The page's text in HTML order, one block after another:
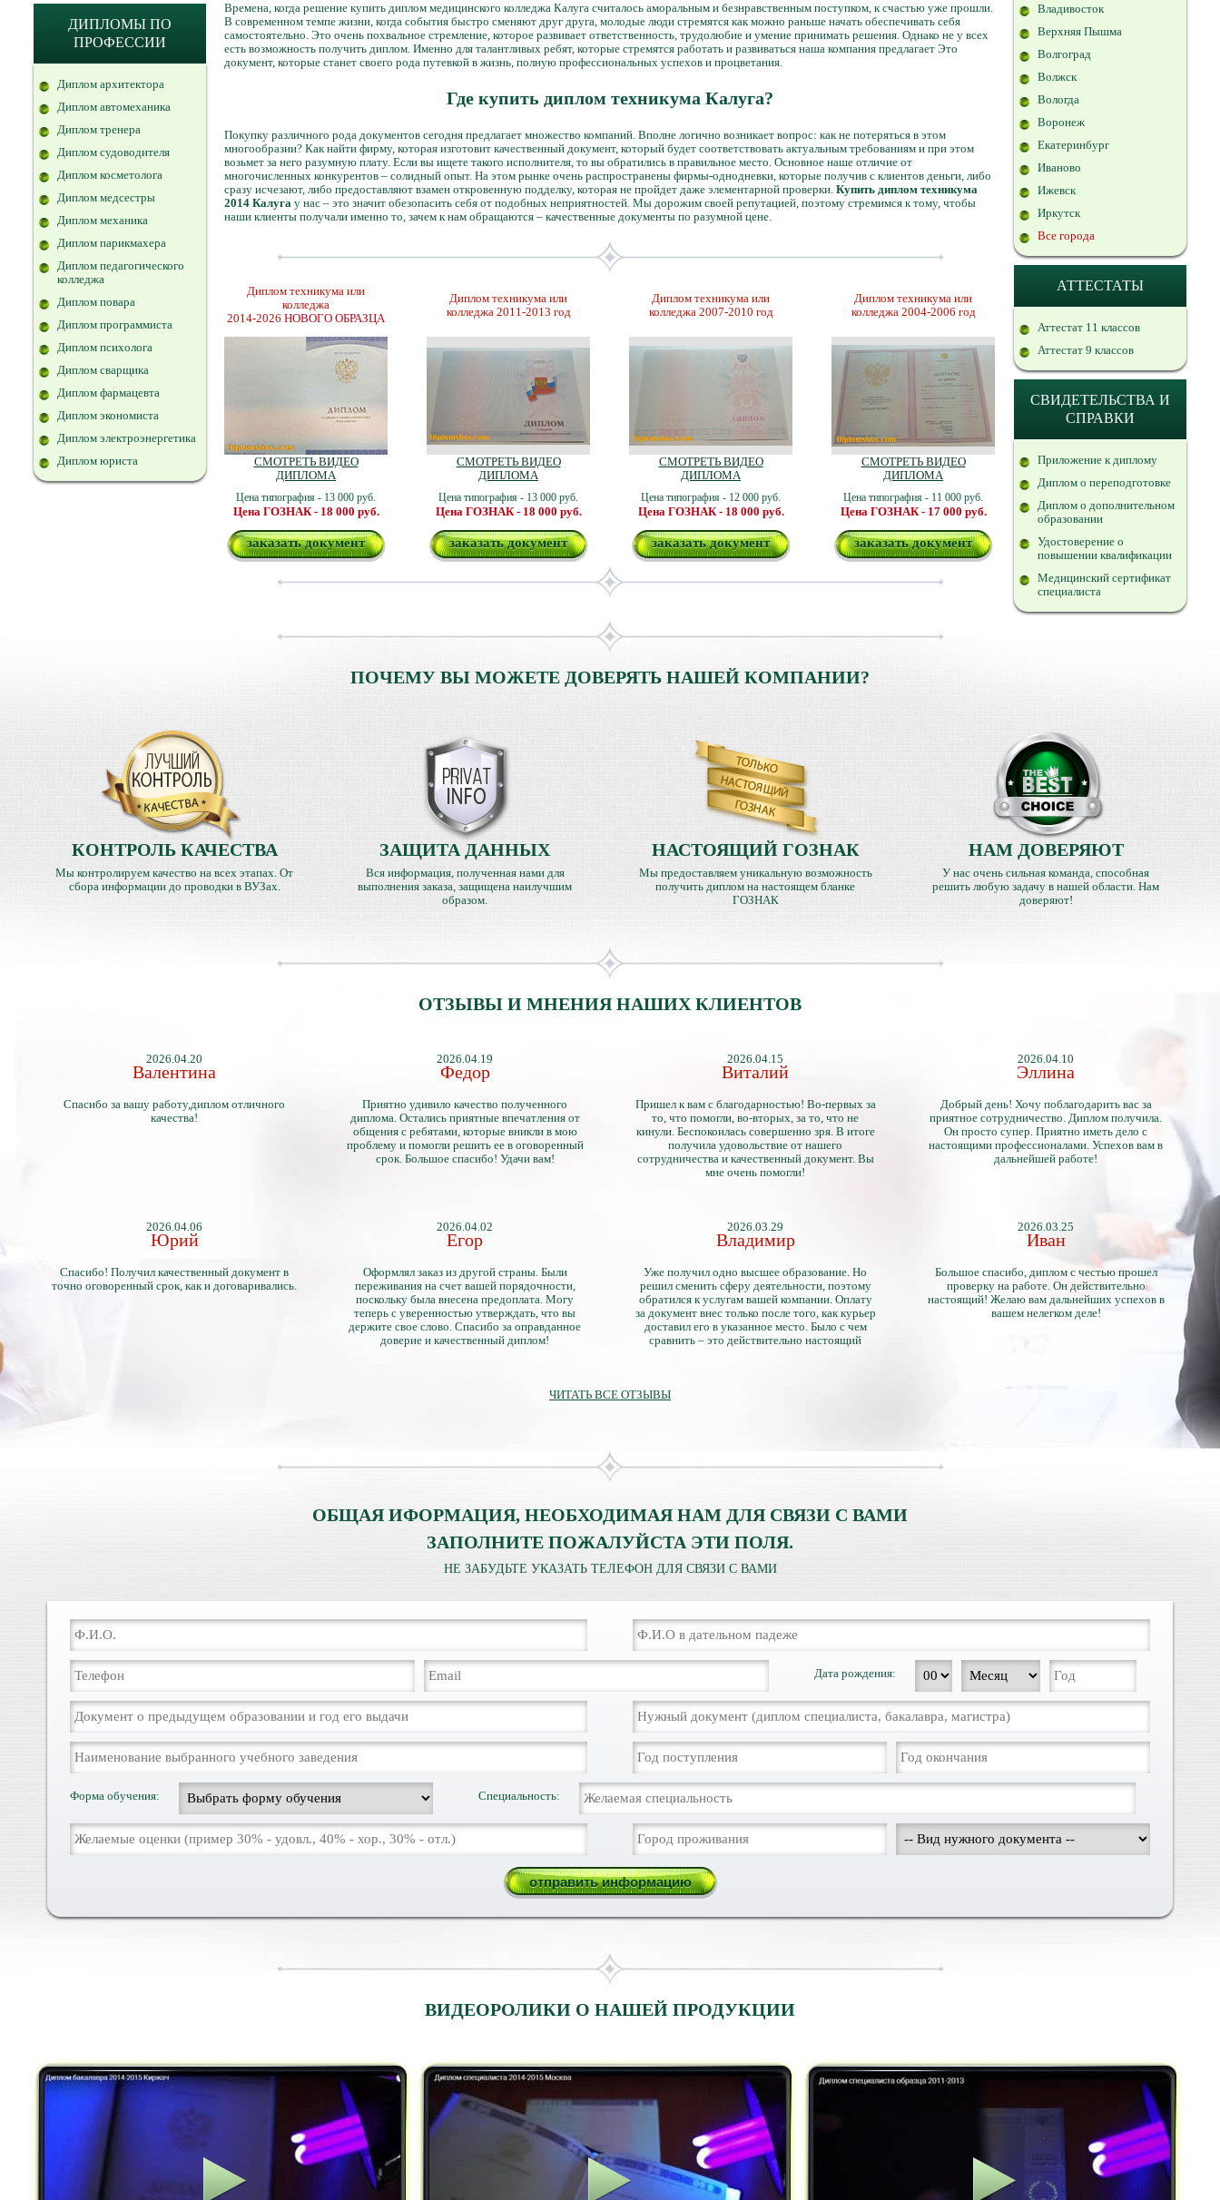
ДИПЛОМЫ ПО
ПРОФЕССИИ
Диплом архитектора
Диплом автомеханика
Диплом тренера
Диплом судоводителя
Диплом косметолога
Диплом медсестры
Диплом механика
Диплом парикмахера
Диплом педагогического
колледжа
Диплом повара
Диплом программиста
Диплом психолога
Диплом сварщика
Диплом фармацевта
Диплом экономиста
Диплом электроэнергетика
Диплом юриста
Времена, когда решение купить диплом медицинского колледжа Калуга считалось аморальным и безнравственным поступком, к счастью уже прошли.
В современном темпе жизни, когда события быстро сменяют друг друга, молодые люди стремятся как можно раньше начать обеспечивать себя
самостоятельно. Это очень похвальное стремление, которое развивает ответственность, трудолюбие и умение принимать решения. Однако не у всех
есть возможность получить диплом. Именно для талантливых ребят, которые стремятся работать и развиваться наша компания предлагает Это
документ, которые станет своего рода путевкой в жизнь, полную профессиональных успехов и процветания.
Где купить диплом техникума Калуга?
Покупку различного рода документов сегодня предлагает множество компаний. Вполне логично возникает вопрос: как не потеряться в этом
многообразии? Как найти фирму, которая изготовит качественный документ, который будет соответствовать актуальным требованиям и при этом
возьмет за него разумную плату. Если вы ищете такого исполнителя, то вы обратились в правильное место. Основное наше отличие от
многочисленных конкурентов – солидный опыт. На этом рынке очень распространены фирмы-однодневки, которые получив с клиентов деньги, либо
сразу исчезают, либо предоставляют взамен откровенную подделку, которая не пройдет даже элементарной проверки. Купить диплом техникума
2014 Калуга у нас – это значит обезопасить себя от подобных неприятностей. Мы дорожим своей репутацией, поэтому стремимся к тому, чтобы
наши клиенты получали именно то, зачем к нам обращаются – качественные документы по разумной цене.
Диплом техникума или
колледжа
2014-2026 НОВОГО ОБРАЗЦА
СМОТРЕТЬ ВИДЕО
ДИПЛОМА
Цена типография - 13 000 руб.
Цена ГОЗНАК - 18 000 руб.
заказать документ
Диплом техникума или
колледжа 2011-2013 год
СМОТРЕТЬ ВИДЕО
ДИПЛОМА
Цена типография - 13 000 руб.
Цена ГОЗНАК - 18 000 руб.
заказать документ
Диплом техникума или
колледжа 2007-2010 год
СМОТРЕТЬ ВИДЕО
ДИПЛОМА
Цена типография - 12 000 руб.
Цена ГОЗНАК - 18 000 руб.
заказать документ
Диплом техникума или
колледжа 2004-2006 год
СМОТРЕТЬ ВИДЕО
ДИПЛОМА
Цена типография - 11 000 руб.
Цена ГОЗНАК - 17 000 руб.
заказать документ
Владивосток
Верхняя Пышма
Волгоград
Волжск
Вологда
Воронеж
Екатеринбург
Иваново
Ижевск
Иркутск
Все города
АТТЕСТАТЫ
Аттестат 11 классов
Аттестат 9 классов
СВИДЕТЕЛЬСТВА И
СПРАВКИ
Приложение к диплому
Диплом о переподготовке
Диплом о дополнительном
образовании
Удостоверение о
повышении квалификации
Медицинский сертификат
специалиста
ПОЧЕМУ ВЫ МОЖЕТЕ ДОВЕРЯТЬ НАШЕЙ КОМПАНИИ?
КОНТРОЛЬ КАЧЕСТВА
Мы контролируем качество на всех этапах. От
сбора информации до проводки в ВУЗах.
ЗАЩИТА ДАННЫХ
Вся информация, полученная нами для
выполнения заказа, защищена наилучшим
образом.
НАСТОЯЩИЙ ГОЗНАК
Мы предоставляем уникальную возможность
получить диплом на настоящем бланке
ГОЗНАК
НАМ ДОВЕРЯЮТ
У нас очень сильная команда, способная
решить любую задачу в нашей области. Нам
доверяют!
ОТЗЫВЫ И МНЕНИЯ НАШИХ КЛИЕНТОВ
2026.04.20
Валентина
Спасибо за вашу работу,диплом отличного
качества!
2026.04.19
Федор
Приятно удивило качество полученного
диплома. Остались приятные впечатления от
общения с ребятами, которые вникли в мою
проблему и помогли решить ее в оговоренный
срок. Большое спасибо! Удачи вам!
2026.04.15
Виталий
Пришел к вам с благодарностью! Во-первых за
то, что помогли, во-вторых, за то, что не
кинули. Беспокоилась совершенно зря. В итоге
получила удовольствие от нашего
сотрудничества и качественный документ. Вы
мне очень помогли!
2026.04.10
Эллина
Добрый день! Хочу поблагодарить вас за
приятное сотрудничество. Диплом получила.
Он просто супер. Приятно иметь дело с
настоящими профессионалами. Успехов вам в
дальнейшей работе!
2026.04.06
Юрий
Спасибо! Получил качественный документ в
точно оговоренный срок, как и договаривались.
2026.04.02
Егор
Оформлял заказ из другой страны. Были
переживания на счет вашей порядочности,
поскольку была внесена предоплата. Могу
теперь с уверенностью утверждать, что вы
держите свое слово. Спасибо за оправданное
доверие и качественный диплом!
2026.03.29
Владимир
Уже получил одно высшее образование. Но
решил сменить сферу деятельности, поэтому
обратился к услугам вашей компании. Оплату
за документ внес только после того, как курьер
доставил его в указанное место. Было с чем
сравнить – это действительно настоящий
2026.03.25
Иван
Большое спасибо, диплом с честью прошел
проверку на работе. Он действительно
настоящий! Желаю вам дальнейших успехов в
вашем нелегком деле!
ЧИТАТЬ ВСЕ ОТЗЫВЫ
ОБЩАЯ ИФОРМАЦИЯ, НЕОБХОДИМАЯ НАМ ДЛЯ СВЯЗИ С ВАМИ
ЗАПОЛНИТЕ ПОЖАЛУЙСТА ЭТИ ПОЛЯ.
НЕ ЗАБУДЬТЕ УКАЗАТЬ ТЕЛЕФОН ДЛЯ СВЯЗИ С ВАМИ
Дата рождения:
Форма обучения: Специальность:
ВИДЕОРОЛИКИ О НАШЕЙ ПРОДУКЦИИ